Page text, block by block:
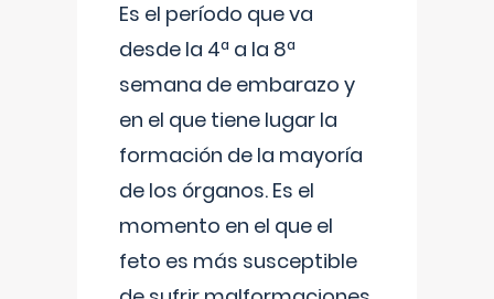
Es el período que va
desde la 4ª a la 8ª
semana de embarazo y
en el que tiene lugar la
formación de la mayoría
de los órganos. Es el
momento en el que el
feto es más susceptible